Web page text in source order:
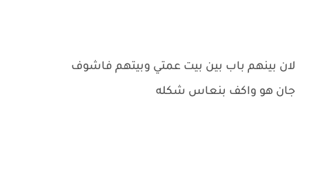
لان بينهم باب بين بيت عمتي وبيتهم فاشوف
جان هو واكف بنعاس شكله